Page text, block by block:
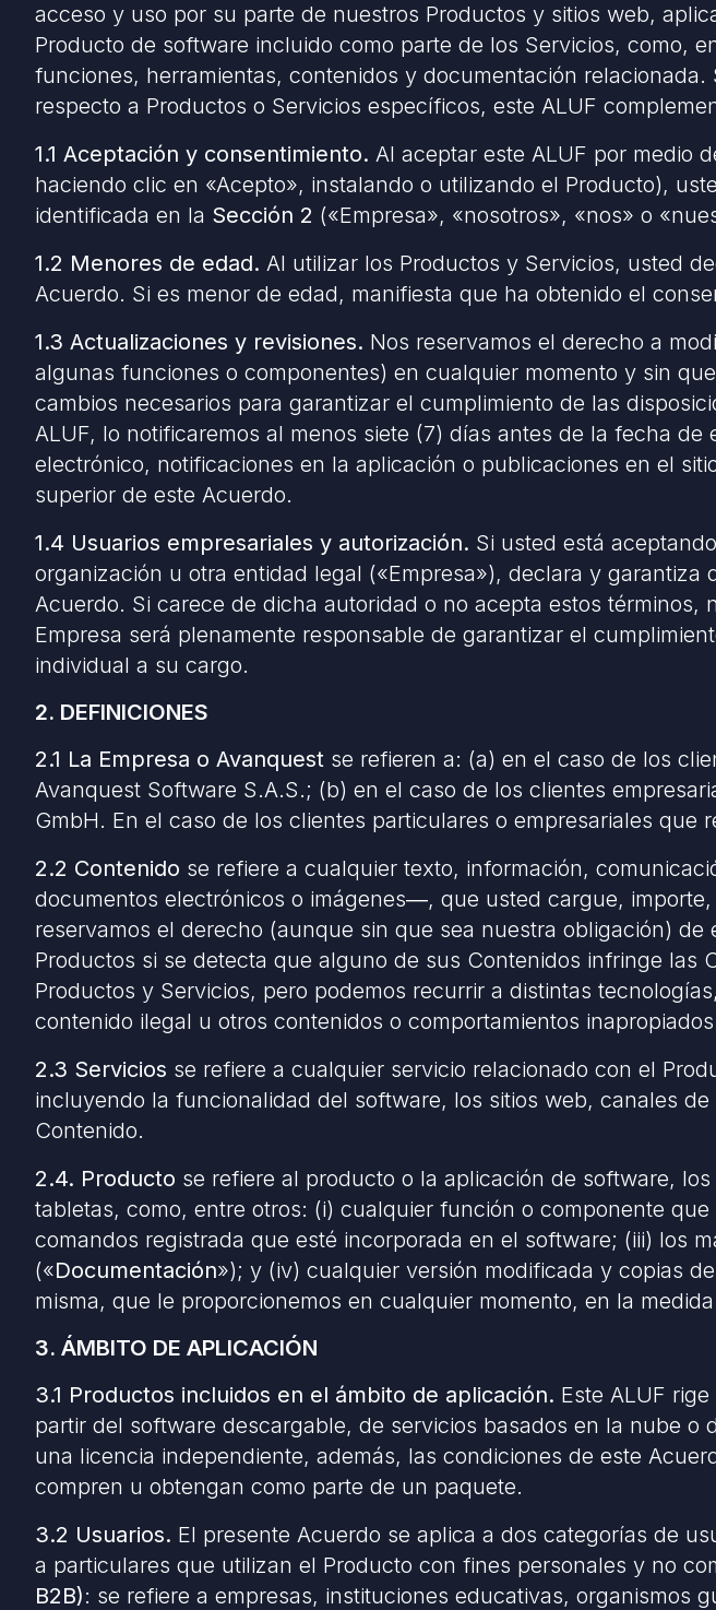
acceso y uso por su parte de nuestros Productos y sitios web,
Producto de software incluido como parte de los Servicios, como,
funciones, herramientas, contenidos y documentación
respecto a Productos o Servicios específicos, este ALUF
1.1 Aceptación y consentimiento. Al aceptar este ALUF por medio
haciendo clic en «Acepto», instalando o utilizando el Producto),
identificada en la Sección 2 («Empresa», «nosotros», «nos» o
1.2 Menores de edad. Al utilizar los Productos y Servicios, usted
Acuerdo. Si es menor de edad, manifiesta que ha obtenido el
1.3 Actualizaciones y revisiones. Nos reservamos el derecho a
algunas funciones o componentes) en cualquier momento y sin
cambios necesarios para garantizar el cumplimiento de las
ALUF, lo notificaremos al menos siete (7) días antes de la fecha
electrónico, notificaciones en la aplicación o publicaciones en el
superior de este Acuerdo.
1.4 Usuarios empresariales y autorización. Si usted está
organización u otra entidad legal («Empresa»), declara y
Acuerdo. Si carece de dicha autoridad o no acepta estos
Empresa será plenamente responsable de garantizar el
individual a su cargo.
2. DEFINICIONES
2.1 La Empresa o Avanquest se refieren a: (a) en el caso de los
Avanquest Software S.A.S.; (b) en el caso de los clientes
GmbH. En el caso de los clientes particulares o empresariales
2.2 Contenido se refiere a cualquier texto, información,
documentos electrónicos o imágenes―, que usted cargue,
reservamos el derecho (aunque sin que sea nuestra obligación)
Productos si se detecta que alguno de sus Contenidos infringe las
Productos y Servicios, pero podemos recurrir a distintas
contenido ilegal u otros contenidos o comportamientos
2.3 Servicios se refiere a cualquier servicio relacionado con el
incluyendo la funcionalidad del software, los sitios web, canales
Contenido.
2.4. Producto se refiere al producto o la aplicación de software,
tabletas, como, entre otros: (i) cualquier función o componente
comandos registrada que esté incorporada en el software; (iii) los
(«Documentación»); y (iv) cualquier versión modificada y copias
misma, que le proporcionemos en cualquier momento, en la
3. ÁMBITO DE APLICACIÓN
3.1 Productos incluidos en el ámbito de aplicación. Este ALUF
partir del software descargable, de servicios basados en la nube
una licencia independiente, además, las condiciones de este
compren u obtengan como parte de un paquete.
3.2 Usuarios. El presente Acuerdo se aplica a dos categorías de
a particulares que utilizan el Producto con fines personales y no
B2B): se refiere a empresas, instituciones educativas, organismos